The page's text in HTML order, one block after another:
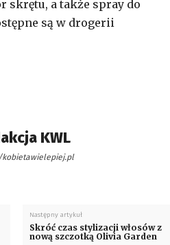
skrętu, a także spray do
są w drogerii
KWL
Następny artykuł
Skróć czas stylizacji włosów z
nową szczotką Olivia Garden